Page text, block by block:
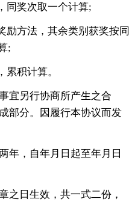
同奖次取一个计算;
励方法，其余类别获奖按同
;
累积计算。
宜另行协商所产生之合
部分。因履行本协议而发
年，自年月日起至年月日
之日生效，共一式二份，